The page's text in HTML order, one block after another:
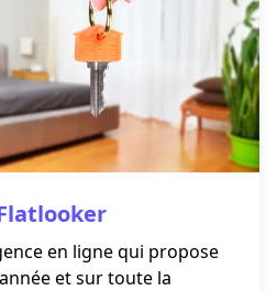
en ligne qui propose
et sur toute la